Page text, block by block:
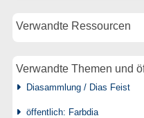
Verwandte Ressourcen
Verwandte Themen und
Diasammlung / Dias Feist
öffentlich: Farbdia